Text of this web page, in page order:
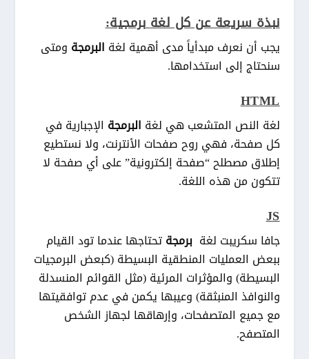
نبذة سريعة عن كل لغةبرمجية:
يجب أن نعرف مبدأياً مدى أهمية لغة البرمجة ومتى
سنحتاج إلى استخدامها.
HTML
لغة النص المتشعب هي لغة البرمجة الإجبارية في
كل صفحة، فهي روح صفحات الأنترنت، ولا نستطيع
إطلاق مصطلح “صفحة إلكترونية” على أي صفحة لا
تتكون من هذه اللغة.
JS
جافا سكريبت لغة برمجةتحتاجها عندما تود القيام
ببعض العمليات المنطقية البسيطة (كبعض البرمجيات
البسيطة) والمؤثرات المرئية (مثل القوائم المنسدلة
والنوافذ المنبثقة) وعيبها يكمن في عدم توافقيتها
مع جميع المتصفحات، وإرهاقها لجهاز الشخص
المتصفح.